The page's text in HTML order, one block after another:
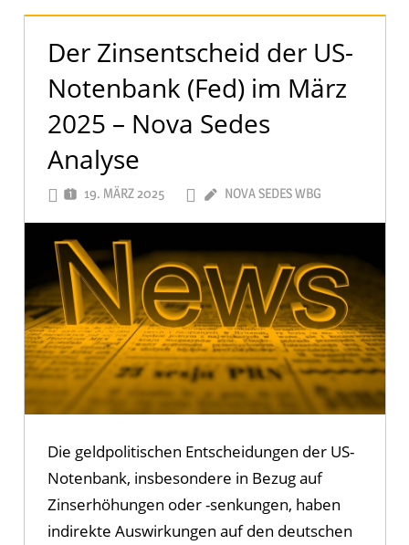
Der Zinsentscheid der US-
Notenbank (Fed) im März
2025 – Nova Sedes
Analyse
19. MÄRZ 2025 NOVA SEDES WBG
Die geldpolitischen Entscheidungen der US-
Notenbank, insbesondere in Bezug auf
Zinserhöhungen oder -senkungen, haben
indirekte Auswirkungen auf den deutschen